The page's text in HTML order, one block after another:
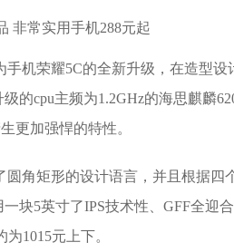
机荣耀5C的全新升级，在造型
的cpu主频为1.2GHz的海思麒麟
更加强悍的特性。
角矩形的设计语言，并且根据四
块5英寸了IPS技术性、GFF全迎
1015元上下。